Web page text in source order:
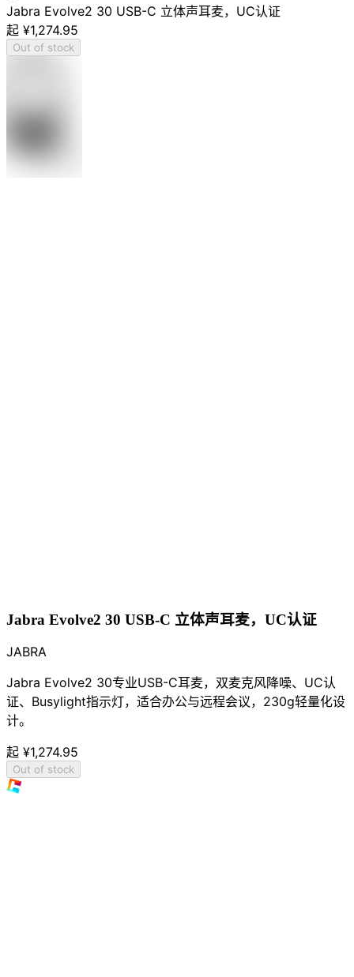
Jabra Evolve2 30 USB-C 立体声耳麦，UC认证
起 ¥1,274.95
Out of stock
Jabra Evolve2 30 USB-C 立体声耳麦，UC认证
JABRA
Jabra Evolve2 30专业USB-C耳麦，双麦克风降噪、UC认
证、Busylight指示灯，适合办公与远程会议，230g轻量化设
计。
起 ¥1,274.95
Out of stock